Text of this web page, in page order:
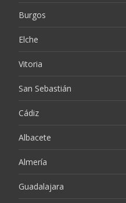
Burgos
Elche
Vitoria
San Sebastián
Cádiz
Albacete
Almería
Guadalajara